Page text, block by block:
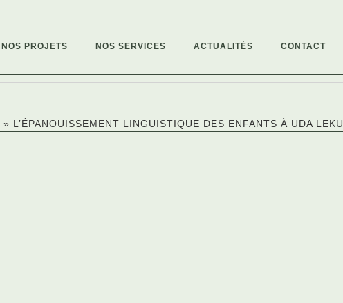
NOS PROJETS NOS SERVICES ACTUALITÉS CONTACT
» L’ÉPANOUISSEMENT LINGUISTIQUE DES ENFANTS À UDA LEKU